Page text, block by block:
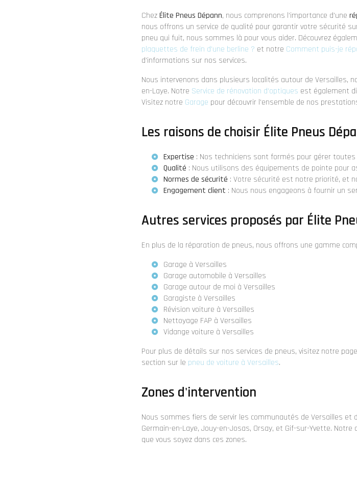
ChezÉlite Pneus Dépann, nous comprenons l'importance d'une
nous offrons un service de qualité pour garantir votre sécurité
pneu qui fuit, nous sommes là pour vous aider. Découvrez
plaquettes de frein d'une berline ? et notre Comment puis-je
d'informations sur nos services.
Nous intervenons dans plusieurs localités autour de Versailles,
en-Laye. Notre Service de rénovation d'optiques est également
Visitez notre Garage pour découvrir l'ensemble de nos
Les raisons de choisir Élite Pneus
Expertise : Nos techniciens sont formés pour gérer
Qualité : Nous utilisons des équipements de pointe pour
Normes de sécurité : Votre sécurité est notre priorité, et
Engagement client : Nous nous engageons à fournir un
Autres services proposés par Élite
En plus de la réparation de pneus, nous offrons une gamme
Garage à Versailles
Garage automobile à Versailles
Garage autour de moi à Versailles
Garagiste à Versailles
Révision voiture à Versailles
Nettoyage FAP à Versailles
Vidange voiture à Versailles
Pour plus de détails sur nos services de pneus, visitez notre
section sur le pneu de voiture à Versailles.
Zones d'intervention
Nous sommes fiers de servir les communautés de Versailles et
Germain-en-Laye, Jouy-en-Josas, Orsay, et Gif-sur-Yvette.
que vous soyez dans ces zones.